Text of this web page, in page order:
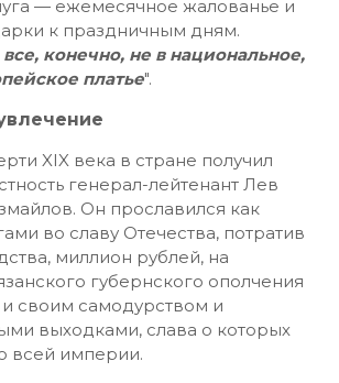
— ежемесячное жалованье и
к праздничным дням.
конечно, не в национальное,
платье".
XIX века в стране получил
генерал-лейтенант Лев
Он прославился как
во славу Отечества, потратив
миллион рублей, на
губернского ополчения
и своим самодурством и
выходками, слава о которых
всей империи.